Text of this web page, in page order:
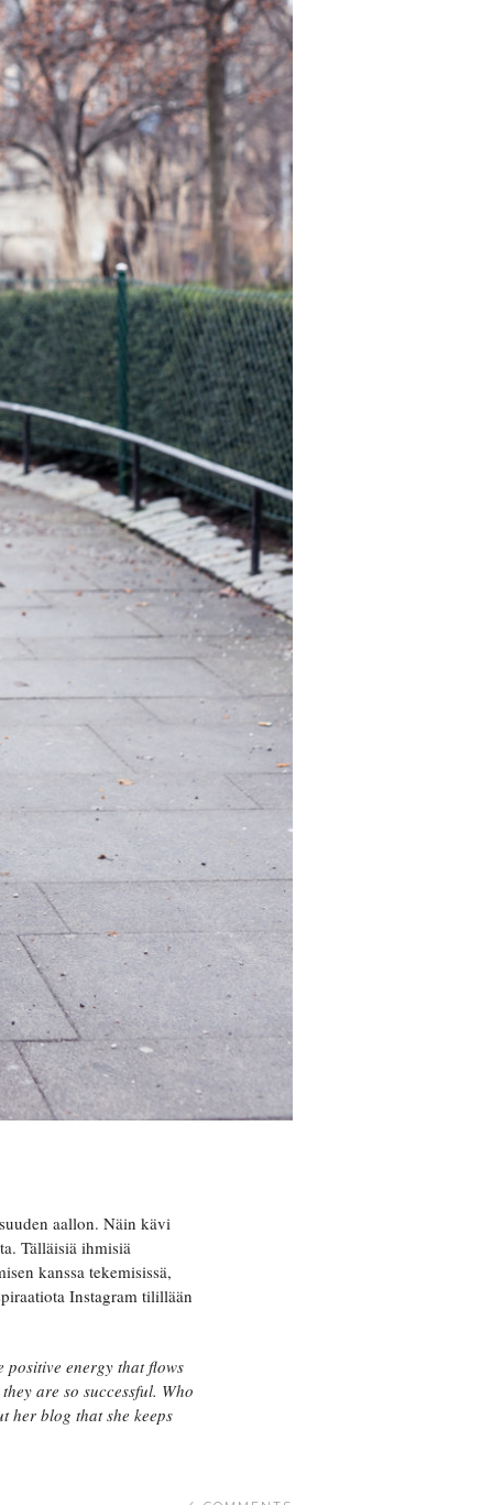
aallon. Näin kävi
Tälläisiä ihmisiä
kanssa tekemisissä,
Instagram tilillään
positive energy that flows
are so successful. Who
her blog that she keeps